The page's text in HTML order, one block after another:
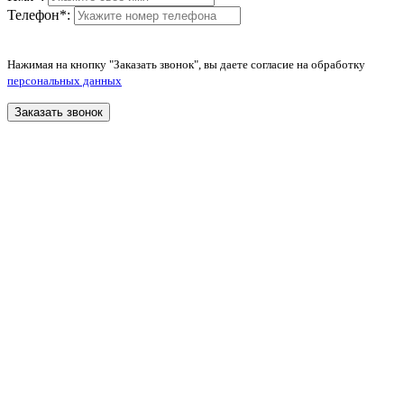
Телефон*:
Нажимая на кнопку "Заказать звонок", вы даете согласие на обработку
персональных данных
Заказать звонок